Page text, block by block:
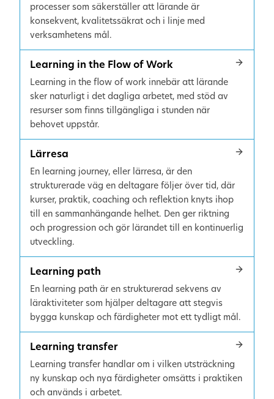
processer som säkerställer att lärande är
konsekvent, kvalitetssäkrat och i linje med
verksamhetens mål.
Learning in the Flow of Work
Learning in the flow of work innebär att lärande
sker naturligt i det dagliga arbetet, med stöd av
resurser som finns tillgängliga i stunden när
behovet uppstår.
Lärresa
En learning journey, eller lärresa, är den
strukturerade väg en deltagare följer över tid, där
kurser, praktik, coaching och reflektion knyts ihop
till en sammanhängande helhet. Den ger riktning
och progression och gör lärandet till en kontinuerlig
utveckling.
Learning path
En learning path är en strukturerad sekvens av
läraktiviteter som hjälper deltagare att stegvis
bygga kunskap och färdigheter mot ett tydligt mål.
Learning transfer
Learning transfer handlar om i vilken utsträckning
ny kunskap och nya färdigheter omsätts i praktiken
och används i arbetet.